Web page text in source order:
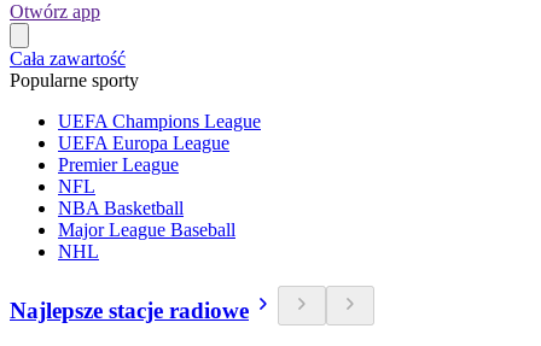
Otwórz app
Cała zawartość
Popularne sporty
UEFA Champions League
UEFA Europa League
Premier League
NFL
NBA Basketball
Major League Baseball
NHL
Najlepsze stacje radiowe